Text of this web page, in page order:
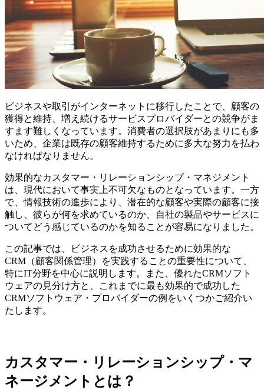
ビジネスや取引がインターネットに移行したことで、顧客の
獲得と維持、増え続けるサービスプロバイダーとの競争がま
すます難しくなっています。消費者の選択肢があまりにも多
いため、企業は既存の顧客維持するために多大な努力を払わ
なければなりません。
効果的なカスタマー・リレーションシップ・マネジメント
は、現代において事実上不可欠なものとなっています。一方
で、情報技術の進歩により、潜在的な顧客や実際の顧客に接
触し、彼らが何を求めているのか、自社の製品やサービスに
ついてどう感じているのかを知ることが容易になりました。
この記事では、ビジネスを成功させるために効果的な
CRM（顧客関係管理）を実践することの重要性について、
特にIT分野を中心に説明します。また、優れたCRMソフト
ウェアの見分け方と、これまでに最も効果的で成功した
CRMソフトウェア・プロバイダーの例をいくつかご紹介い
たします。
カスタマー・リレーションシップ・マ
ネージメントとは？